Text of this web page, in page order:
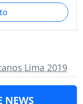
Lima 2019
NEWS